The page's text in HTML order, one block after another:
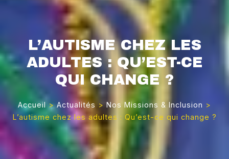
L’AUTISME CHEZ LES
ADULTES : QU’EST-CE
QUI CHANGE ?
Accueil >Actualités > Nos Missions & Inclusion >
L’autisme chez les adultes : Qu’est-ce qui change ?